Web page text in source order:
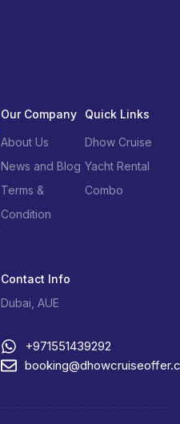
Our Company
About Us
News and Blog
Terms &
Condition
Quick Links
Dhow Cruise
Yacht Rental
Combo
Contact Info
Dubai, AUE
+971551439292